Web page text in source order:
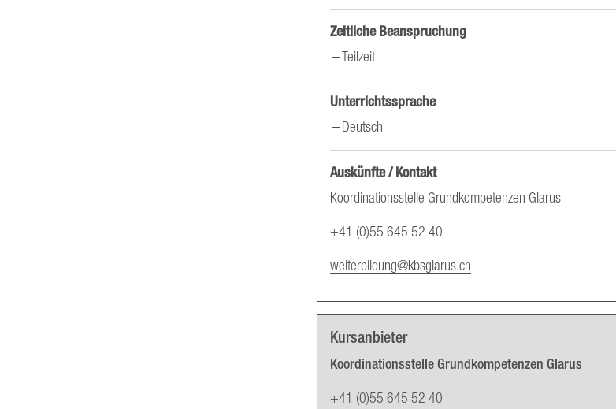
Zeitliche Beanspruchung
Teilzeit
Unterrichtssprache
Deutsch
Auskünfte / Kontakt
Koordinationsstelle Grundkompetenzen Glarus
+41 (0)55 645 52 40
weiterbildung@kbsglarus.ch
Kursanbieter
Koordinationsstelle Grundkompetenzen Glarus
+41 (0)55 645 52 40